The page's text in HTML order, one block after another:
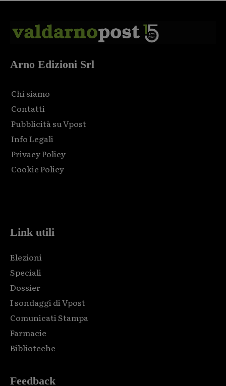
Arno Edizioni Srl
Chi siamo
Contatti
Pubblicità su Vpost
Info Legali
Privacy Policy
Cookie Policy
Link utili
Elezioni
Speciali
Dossier
I sondaggi di Vpost
Comunicati Stampa
Farmacie
Biblioteche
Feedback